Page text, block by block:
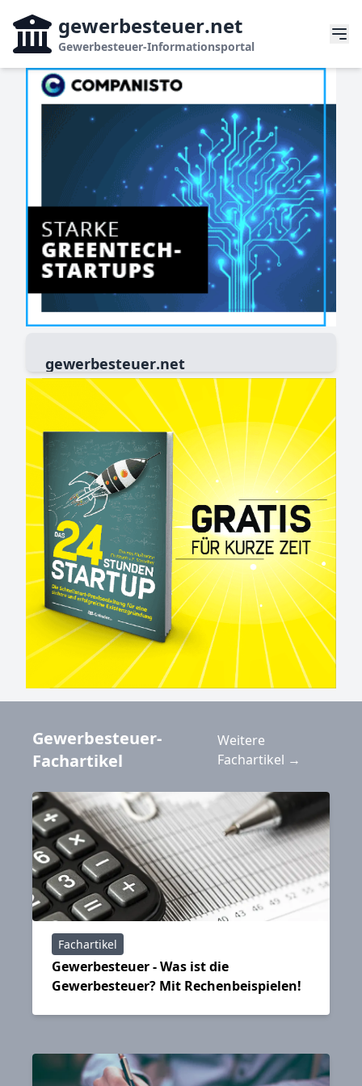
gewerbesteuer.net
Gewerbesteuer-Informationsportal
gewerbesteuer.net
Nachrichtenticker
News
Sonntag , 10:39 Uhr- KODi Diskontläden
GmbH: Insolvenz in Eigenverwaltung
News
Sonntag, 10:37 Uhr
- Dahmker: Hebesätze
2025
News
Sonntag,10:35 Uhr - Dargun will
Gewerbesteuer-Hebesatz um 20 Prozent
senken
Samstag,12:39 Uhr - München:
FreewayCamper meldet Insolvenz an
Exklusiv aufgewerbesteuer.net
Samstag,12:31 Uhr- Hebesätze in
Borgentreich steigen im Jahr 2025
Exklusiv auf gewerbesteuer.net
Samstag,12:27 Uhr- Norderstedt passt
Hebesätze für 2025 an
Hebesätze für 2025 an
Exklusiv aufgewerbesteuer.net
Gewerbesteuer-
Fachartikel
Weitere
Fachartikel →
Fachartikel
Gewerbesteuer - Was ist die
Gewerbesteuer? Mit Rechenbeispielen!